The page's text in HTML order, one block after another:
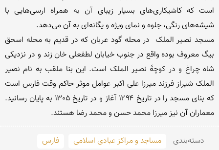
معماران آن نیز میرزا محمد حسن و محمد رضا هستند.
دسته‌بندی مساجد و مراکز عبادی اسلامی فارس